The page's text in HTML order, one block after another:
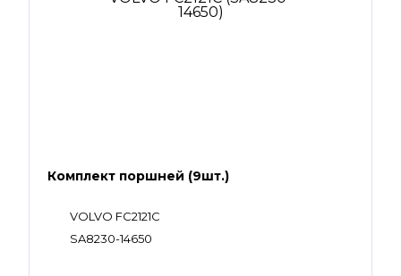
Комплект поршней (9шт.)
VOLVO FC2121C
SA8230-14650